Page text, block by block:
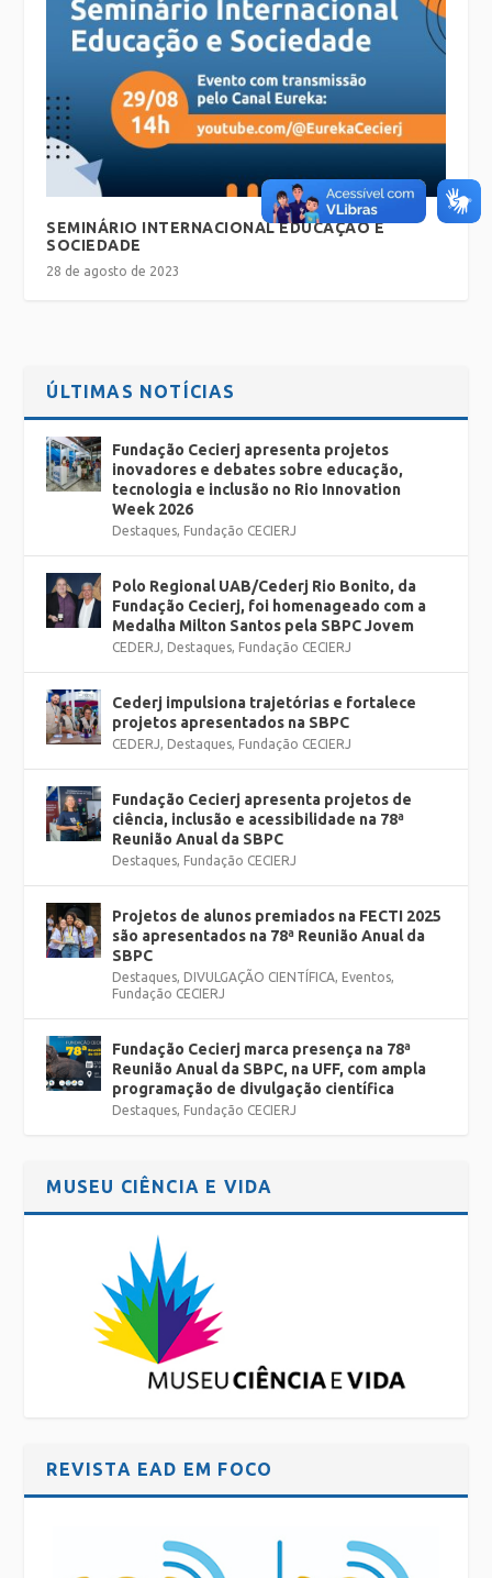
SEMINÁRIO INTERNACIONAL EDUCAÇÃO E
SOCIEDADE
28 de agosto de 2023
ÚLTIMAS NOTÍCIAS
Fundação Cecierj apresenta projetos
inovadores e debates sobre educação,
tecnologia e inclusão no Rio Innovation
Week 2026
Destaques, Fundação CECIERJ
Polo Regional UAB/Cederj Rio Bonito, da
Fundação Cecierj, foi homenageado com a
Medalha Milton Santos pela SBPC Jovem
CEDERJ, Destaques, Fundação CECIERJ
Cederj impulsiona trajetórias e fortalece
projetos apresentados na SBPC
CEDERJ, Destaques, Fundação CECIERJ
Fundação Cecierj apresenta projetos de
ciência, inclusão e acessibilidade na 78ª
Reunião Anual da SBPC
Destaques, Fundação CECIERJ
Projetos de alunos premiados na FECTI 2025
são apresentados na 78ª Reunião Anual da
SBPC
Destaques, DIVULGAÇÃO CIENTÍFICA, Eventos,
Fundação CECIERJ
Fundação Cecierj marca presença na 78ª
Reunião Anual da SBPC, na UFF, com ampla
programação de divulgação científica
Destaques, Fundação CECIERJ
MUSEU CIÊNCIA E VIDA
REVISTA EAD EM FOCO